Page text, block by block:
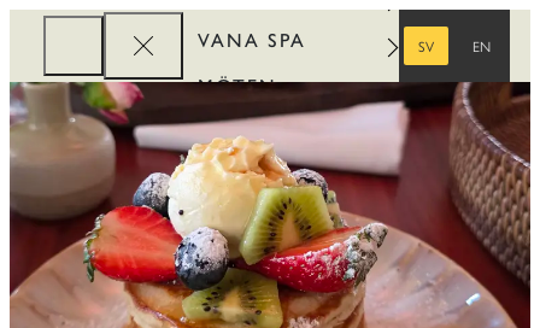
VANA SPA
MÖTEN
FÖRETAG
REWARDS
SV
EN